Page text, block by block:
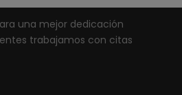
una mejor dedicación
trabajamos con citas